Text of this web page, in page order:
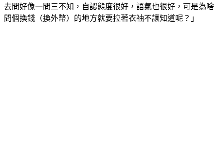
去問好像一問三不知，自認態度很好，語氣也很好，可是為啥
問個換錢（換外幣）的地方就要拉著衣袖不讓知道呢？」